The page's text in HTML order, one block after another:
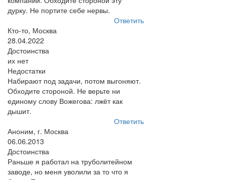
дурку. Не портите себе нервы.
Ответить
Кто-то, Москва
28.04.2022
Достоинства
их нет
Недостатки
Набирают под задачи, потом выгоняют.
Обходите стороной. Не верьте ни
единому слову Вожегова: лжёт как
дышит.
Ответить
Аноним, г. Москва
06.06.2013
Достоинства
Раньше я работал на труболитейном
заводе, но меня уволили за то что я